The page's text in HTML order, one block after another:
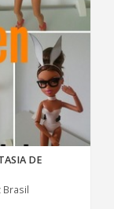
DE
Brasil